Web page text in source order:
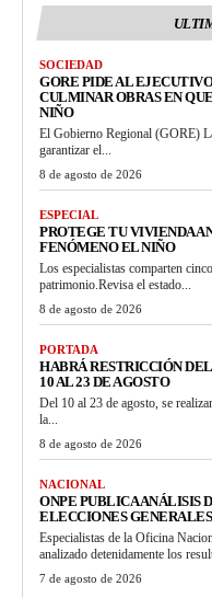
SOCIEDAD
GORE PIDE AL
CULMINAR OBRAS EN
NIÑO
El Gobierno Regional (GORE)
garantizar el...
8 de agosto de 2026
ESPECIAL
PROTEGE TU VIVIENDA
FENÓMENO EL NIÑO
Los especialistas comparten
patrimonio.Revisa el estado...
8 de agosto de 2026
PORTADA
HABRÁ RESTRICCIÓN
10 AL 23 DE AGOSTO
Del 10 al 23 de agosto, se
la...
8 de agosto de 2026
NACIONAL
ONPE PUBLICA ANÁLISIS
ELECCIONES
Especialistas de la Oficina
analizado detenidamente los
7 de agosto de 2026